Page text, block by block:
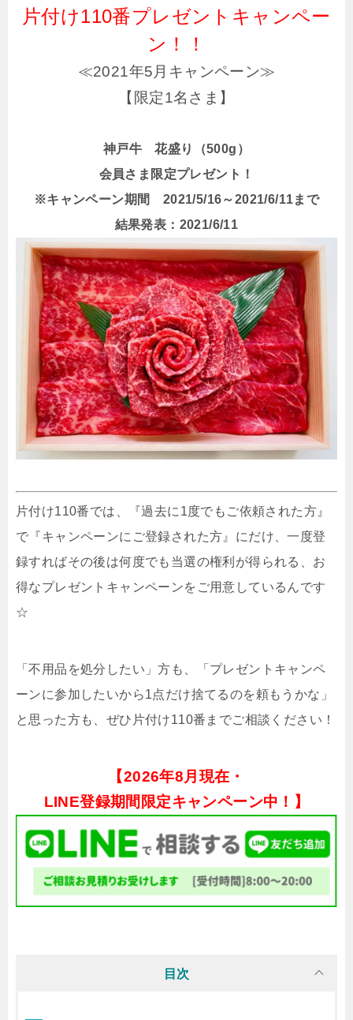
片付け110番プレゼントキャンペー
ン！！
≪2021年5月キャンペーン≫
【限定1名さま】
神戸牛 花盛り（500g）
会員さま限定プレゼント！
※キャンペーン期間 2021/5/16～2021/6/11まで
結果発表：2021/6/11
片付け110番では、『過去に1度でもご依頼された方』
で『キャンペーンにご登録された方』にだけ、一度登
録すればその後は何度でも当選の権利が得られる、お
得なプレゼントキャンペーンをご用意しているんです
☆
「不用品を処分したい」方も、「プレゼントキャンペ
ーンに参加したいから1点だけ捨てるのを頼もうかな」
と思った方も、ぜひ片付け110番までご相談ください！
【2026年8月現在・
LINE登録期間限定キャンペーン中！】
目次